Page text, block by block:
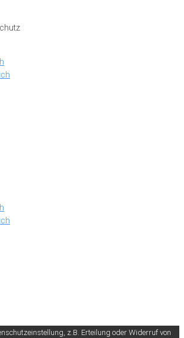
z.B. Erteilung oder Widerruf von